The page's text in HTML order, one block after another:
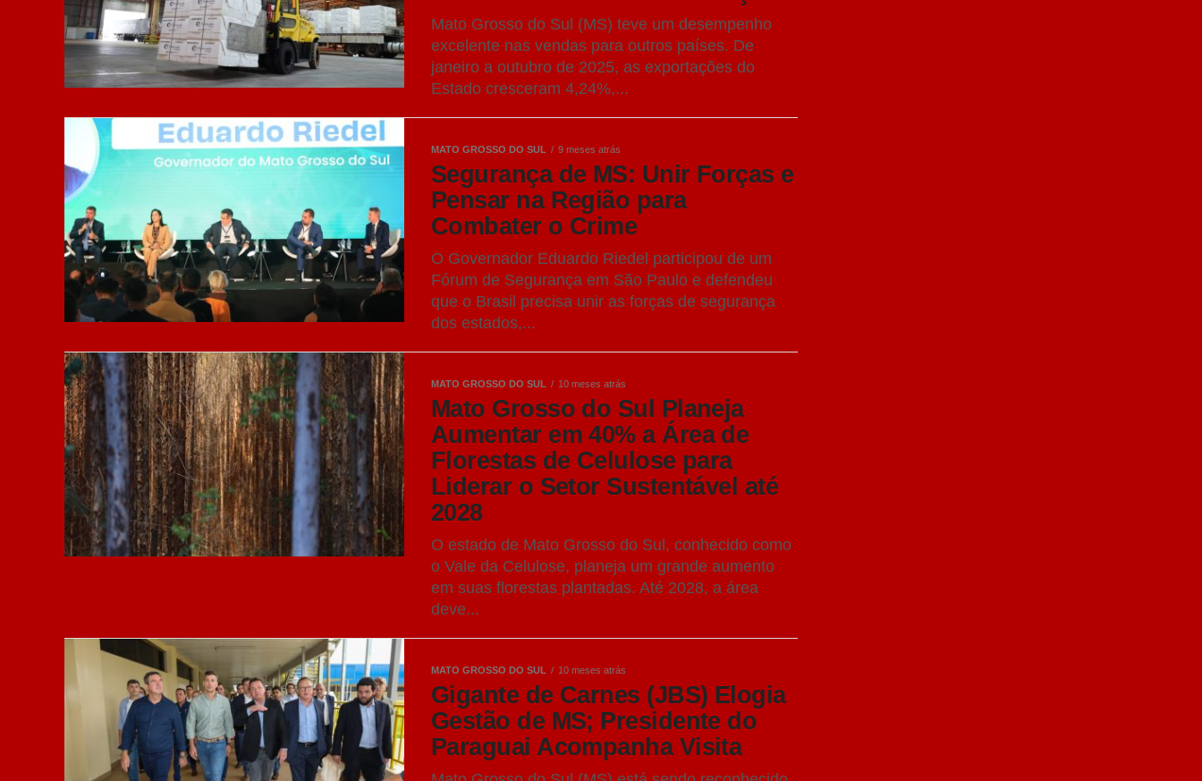
Mato Grosso do Sul (MS) teve um desempenho
excelente nas vendas para outros países. De
janeiro a outubro de 2025, as exportações do
Estado cresceram 4,24%,...
MATO GROSSO DO SUL 9 meses atrás
Segurança de MS: Unir Forças e
Pensar na Região para
Combater o Crime
O Governador Eduardo Riedel participou de um
Fórum de Segurança em São Paulo e defendeu
que o Brasil precisa unir as forças de segurança
dos estados,...
MATO GROSSO DO SUL 10 meses atrás
Mato Grosso do Sul Planeja
Aumentar em 40% a Área de
Florestas de Celulose para
Liderar o Setor Sustentável até
2028
O estado de Mato Grosso do Sul, conhecido como
o Vale da Celulose, planeja um grande aumento
em suas florestas plantadas. Até 2028, a área
deve...
MATO GROSSO DO SUL 10 meses atrás
Gigante de Carnes (JBS) Elogia
Gestão de MS; Presidente do
Paraguai Acompanha Visita